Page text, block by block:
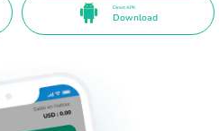
Direct APK
Download